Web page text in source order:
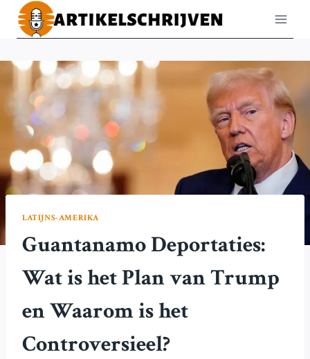
Doorgaan
naar
LATIJNS-AMERIKA
Guantanamo Deportaties:
Wat is het Plan van Trump
en Waarom is het
Controversieel?